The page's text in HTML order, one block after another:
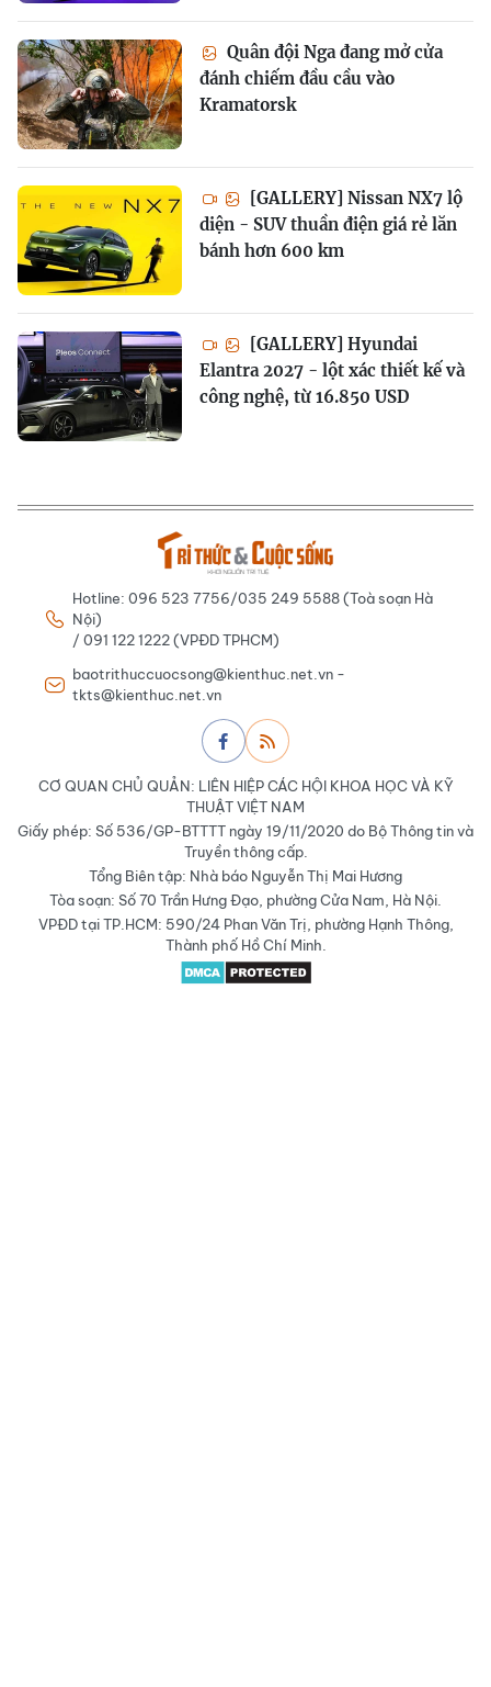
Quân đội Nga đang mở cửa
đánh chiếm đầu cầu vào
Kramatorsk
[GALLERY] Nissan NX7 lộ
diện - SUV thuần điện giá rẻ lăn
bánh hơn 600 km
[GALLERY] Hyundai
Elantra 2027 - lột xác thiết kế và
công nghệ, từ 16.850 USD
Hotline: 096 523 7756/035 249 5588 (Toà soạn Hà
Nội)
/ 091 122 1222 (VPĐD TPHCM)
baotrithuccuocsong@kienthuc.net.vn -
tkts@kienthuc.net.vn
CƠ QUAN CHỦ QUẢN: LIÊN HIỆP CÁC HỘI KHOA HỌC VÀ KỸ
THUẬT VIỆT NAM
Giấy phép: Số 536/GP-BTTTT ngày 19/11/2020 do Bộ Thông tin và
Truyền thông cấp.
Tổng Biên tập: Nhà báo Nguyễn Thị Mai Hương
Tòa soạn: Số 70 Trần Hưng Đạo, phường Cửa Nam, Hà Nội.
VPĐD tại TP.HCM: 590/24 Phan Văn Trị, phường Hạnh Thông,
Thành phố Hồ Chí Minh.